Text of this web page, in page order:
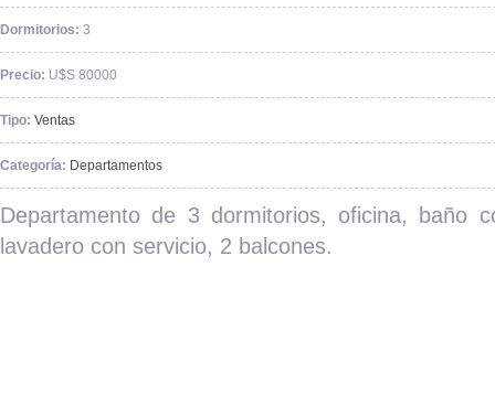
Dormitorios: 3
Precio: U$S 80000
Tipo: Ventas
Categoría: Departamentos
Departamento de 3 dormitorios, oficina, baño
lavadero con servicio, 2 balcones.